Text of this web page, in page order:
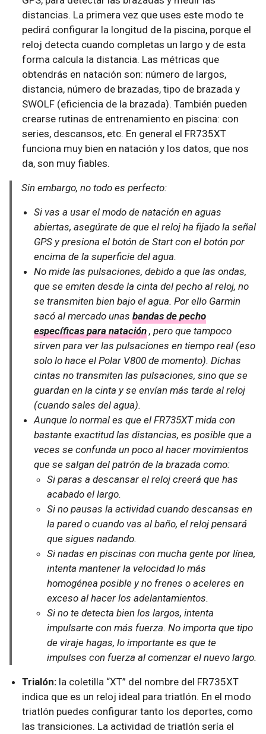
distancias. La primera vez que uses este modo te
pedirá configurar la longitud de la piscina, porque el
reloj detecta cuando completas un largo y de esta
forma calcula la distancia. Las métricas que
obtendrás en natación son: número de largos,
distancia, número de brazadas, tipo de brazada y
SWOLF (eficiencia de la brazada). También pueden
crearse rutinas de entrenamiento en piscina: con
series, descansos, etc. En general el FR735XT
funciona muy bien en natación y los datos, que nos
da, son muy fiables.
Sin embargo, no todo es perfecto:
Si vas a usar el modo de natación en aguas
abiertas, asegúrate de que el reloj ha fijado la señal
GPS y presiona el botón de Start con el botón por
encima de la superficie del agua.
No mide las pulsaciones, debido a que las ondas,
que se emiten desde la cinta del pecho al reloj, no
se transmiten bien bajo el agua. Por ello Garmin
sacó al mercado unasbandas de pecho
específicas para natación , pero que tampoco
sirven para ver las pulsaciones en tiempo real (eso
solo lo hace el Polar V800 de momento). Dichas
cintas no transmiten las pulsaciones, sino que se
guardan en la cinta y se envían más tarde al reloj
(cuando sales del agua).
Aunque lo normal es que el FR735XT mida con
bastante exactitud las distancias, es posible que a
veces se confunda un poco al hacer movimientos
que se salgan del patrón de la brazada como:
Si paras a descansar el reloj creerá que has
acabado el largo.
Si no pausas la actividad cuando descansas en
la pared o cuando vas al baño, el reloj pensará
que sigues nadando.
Si nadas en piscinas con mucha gente por línea,
intenta mantener la velocidad lo más
homogénea posible y no frenes o aceleres en
exceso al hacer los adelantamientos.
Si no te detecta bien los largos, intenta
impulsarte con más fuerza. No importa que tipo
de viraje hagas, lo importante es que te
impulses con fuerza al comenzar el nuevo largo.
Trialón: la coletilla “XT” del nombre del FR735XT
indica que es un reloj ideal para triatlón. En el modo
triatlón puedes configurar tanto los deportes, como
las transiciones. La actividad de triatlón sería el